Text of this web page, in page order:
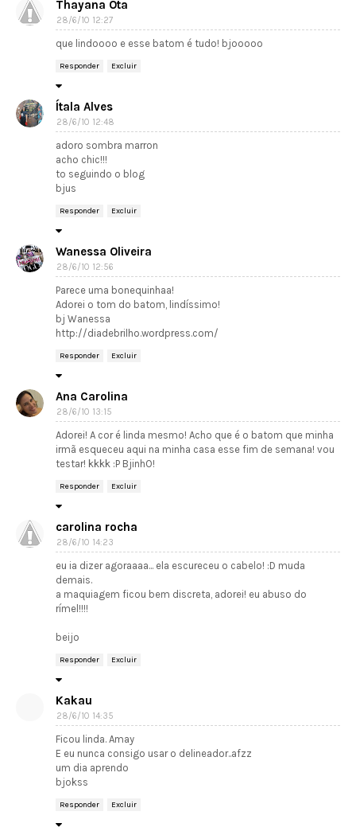
Thayana Ota
28/6/10 12:27
que lindoooo e esse batom é tudo! bjooooo
Responder Excluir
Ítala Alves
28/6/10 12:48
adoro sombra marron
acho chic!!!
to seguindo o blog
bjus
Responder Excluir
Wanessa Oliveira
28/6/10 12:56
Parece uma bonequinhaa!
Adorei o tom do batom, lindíssimo!
bj Wanessa
http://diadebrilho.wordpress.com/
Responder Excluir
Ana Carolina
28/6/10 13:15
Adorei! A cor é linda mesmo! Acho que é o batom que minha
irmã esqueceu aqui na minha casa esse fim de semana! vou
testar! kkkk :P BjinhO!
Responder Excluir
carolina rocha
28/6/10 14:23
eu ia dizer agoraaaa... ela escureceu o cabelo! :D muda
demais.
a maquiagem ficou bem discreta, adorei! eu abuso do
rímel!!!!
beijo
Responder Excluir
Kakau
28/6/10 14:35
Ficou linda. Amay
E eu nunca consigo usar o delineador..afzz
um dia aprendo
bjokss
Responder Excluir